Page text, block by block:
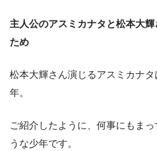
主人公のアスミカナタと松本大
ため
松本大輝さん演じるアスミカナタ
年。
ご紹介したように、何事にもま
うな少年です。